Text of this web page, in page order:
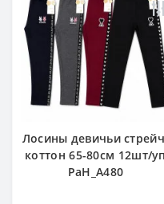
Лосины девичьи
коттон 65-80см 12шт/уп
РаН_А480